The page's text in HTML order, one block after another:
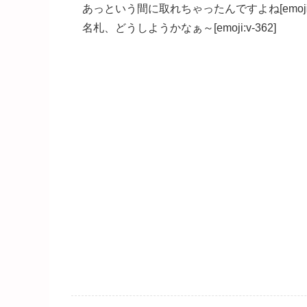
あっという間に取れちゃったんですよね
名札、どうしようかなぁ～[emoji:v-362]